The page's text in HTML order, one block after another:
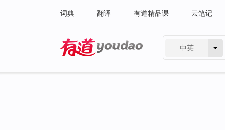
词典 翻译 有道精品课 云笔记
中英